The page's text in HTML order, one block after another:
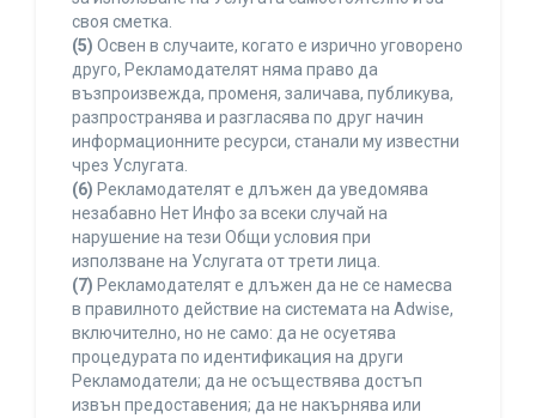
своя сметка.
(5) Освен в случаите, когато е изрично уговорено
друго, Рекламодателят няма право да
възпроизвежда, променя, заличава, публикува,
разпространява и разгласява по друг начин
информационните ресурси, станали му известни
чрез Услугата.
(6) Рекламодателят е длъжен да уведомява
незабавно Нет Инфо за всеки случай на
нарушение на тези Общи условия при
използване на Услугата от трети лица.
(7) Рекламодателят е длъжен да не се намесва
в правилното действие на системата на Adwise,
включително, но не само: да не осуетява
процедурата по идентификация на други
Рекламодатели; да не осъществява достъп
извън предоставения; да не накърнява или